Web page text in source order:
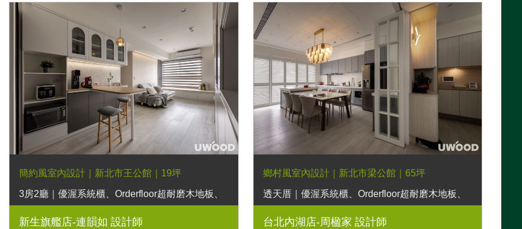
簡約風室內設計｜新北市王公館｜19坪
3房2廳｜優渥系統櫃、Orderfloor超耐磨木地板、
克洛伊床墊、鐵件桌腳、六角花磚、藝術漆、日落
實木床架
新生旗艦店-連韻如 設計師
鄉村風室內設計｜新北市梁公館｜65坪
透天厝｜優渥系統櫃、Orderfloor超耐磨木地板、
鐵件烤漆玻璃滑門、木百葉折門、穀倉門、日落床
架
台北內湖店-周楹家 設計師